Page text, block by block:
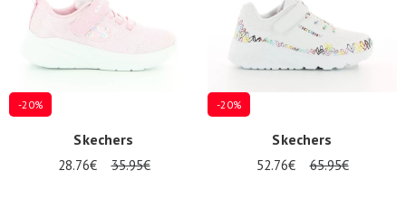
-20%
Skechers
28.76€ 35.95€
-20%
Skechers
52.76€ 65.95€